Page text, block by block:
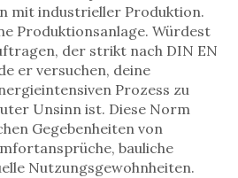
mit industrieller Produktion.
Produktionsanlage. Würdest
der strikt nach DIN EN
er versuchen, deine
Prozess zu
Unsinn ist. Diese Norm
Gegebenheiten von
bauliche
Nutzungsgewohnheiten.